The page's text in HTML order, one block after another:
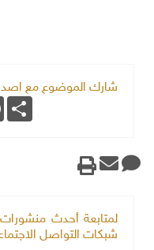
شارك الموضوع مع
Share
لمتابعة أحدث منشورات
شبكات التواصل